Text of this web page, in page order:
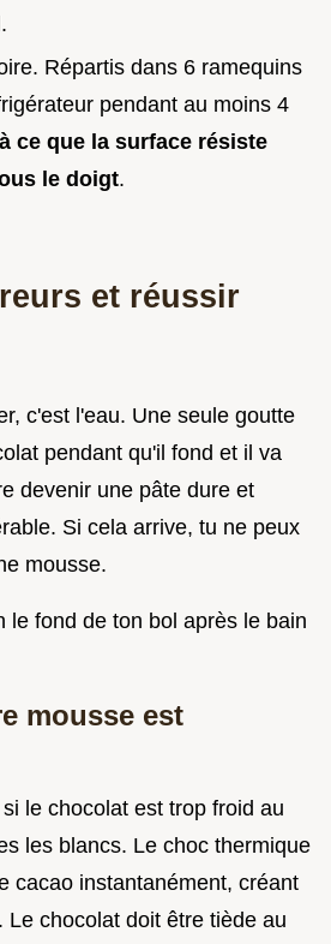
Répartis dans 6 ramequins
pendant au moins 4
ce que la surface résiste
le doigt.
et réussir
c'est l'eau. Une seule goutte
pendant qu'il fond et il va
devenir une pâte dure et
Si cela arrive, tu ne peux
mousse.
le fond de ton bol après le bain
mousse est
le chocolat est trop froid au
les blancs. Le choc thermique
cacao instantanément, créant
Le chocolat doit être tiède au